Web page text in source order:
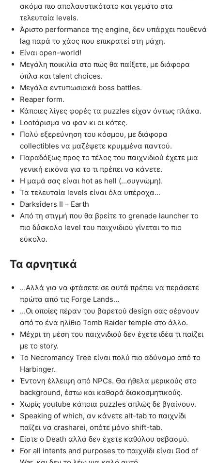
ακόμα πιο απολαυστικότατο και γεμάτο στα
τελευταία levels.
Άριστο performance της engine, δεν υπάρχει πουθενά
lag παρά το χάος που επικρατεί στη μάχη.
Είναι open-world!
Μεγάλη ποικιλία στο πώς θα παίξετε, με διάφορα
όπλα και talent choices.
Μεγάλα εντυπωσιακά boss battles.
Reaper form.
Κάποιες λίγες φορές τα puzzles είχαν όντως πλάκα.
Lootάρισμα να φαν κι οι κότες.
Πολύ εξερεύνηση του κόσμου, με διάφορα
collectibles να μαζέψετε κρυμμένα παντού.
Παραδόξως προς το τέλος του παιχνιδιού έχετε μια
γενική εικόνα για το τι πρέπει να κάνετε.
Η μαμά σας είναι hot as hell (…συγνώμη).
Τα τελευταία levels είναι όλα υπέροχα…
Darksiders II – Earth
Από τη στιγμή που θα βρείτε το grenade launcher το
πιο δύσκολο level του παιχνιδιού γίνεται το πιο
εύκολο.
Τα αρνητικά
…Αλλά για να φτάσετε σε αυτά πρέπει να περάσετε
πρώτα από τις Forge Lands…
…Οι οποίες πέραν του βαρετού design σας σέρνουν
από το ένα ηλίθιο Tomb Raider temple στο άλλο.
Μέχρι τη μέση του παιχνιδιού δεν έχετε ιδέα τι παίζει
με το story.
Το Necromancy Tree είναι πολύ πιο αδύναμο από το
Harbinger.
Έντονη έλλειψη από NPCs. Θα ήθελα μερικούς στο
background, έστω και καθαρά διακοσμητικούς.
Χωρίς youtube κάποια puzzles απλώς δε βγαίνουν.
Speaking of which, αν κάνετε alt-tab το παιχνίδι
παίζει να crasharei, οπότε μόνο shift-tab.
Είστε ο Death αλλά δεν έχετε καθόλου σεβασμό.
For all intents and purposes το παιχνίδι είναι God of